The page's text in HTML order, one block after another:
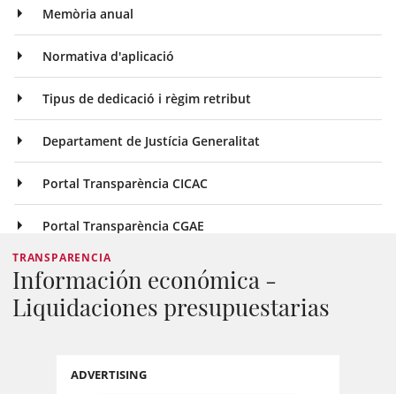
Memòria anual
Normativa d'aplicació
Tipus de dedicació i règim retribut
Departament de Justícia Generalitat
Portal Transparència CICAC
Portal Transparència CGAE
TRANSPARENCIA
Información económica -
Liquidaciones presupuestarias
ADVERTISING